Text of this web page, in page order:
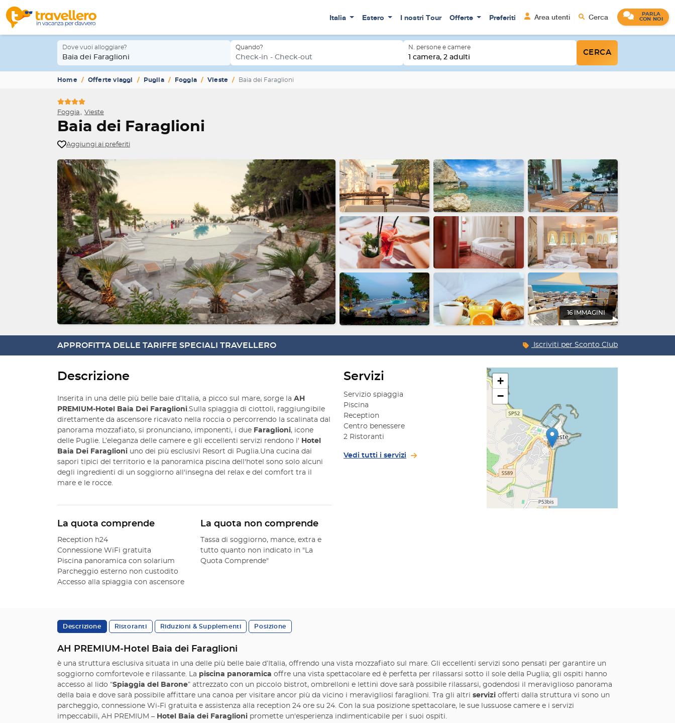
Italia Estero I nostri Tour Offerte Preferiti Area utenti Cerca
PARLA
CON NOI
Dove vuoi alloggiare?
Baia dei Faraglioni
Quando?
Check-in - Check-out
N. persone e camere
1 camera, 2 adulti
CERCA
Home Offerte viaggi Puglia Foggia Vieste Baia dei Faraglioni
Foggia Vieste
Baia dei Faraglioni
Aggiungi ai preferiti
16 IMMAGINI
APPROFITTA DELLE TARIFFE SPECIALI TRAVELLERO Iscriviti per Sconto Club
Descrizione
Inserita in una delle più belle baie d’Italia, a picco sul mare, sorge la AH
PREMIUM-Hotel Baia Dei Faraglioni .Sulla spiaggia di ciottoli, raggiungibile
direttamente da ascensore ricavato nella roccia o percorrendo la scalinata dal
panorama mozzafiato, si pronunciano, imponenti, i due Faraglioni, icone
delle Puglie. L’eleganza delle camere e gli eccellenti servizi rendono l' Hotel
Baia Dei Faraglioni uno dei più esclusivi Resort di Puglia.Una cucina dai
sapori tipici del territorio e la panoramica piscina dell'hotel sono solo alcuni
degli ingredienti di un soggiorno all'insegna del relax e del comfort tra il
mare e le rocce.
La quota comprende
Reception h24
Connessione WiFi gratuita
Piscina panoramica con solarium
Parcheggio esterno non custodito
Accesso alla spiaggia con ascensore
La quota non comprende
Tassa di soggiorno, mance, extra e
tutto quanto non indicato in "La
Quota Comprende"
Servizi
Servizio spiaggia
Piscina
Reception
Centro benessere
2 Ristoranti
Vedi tutti i servizi
+
−
Descrizione Ristoranti Riduzioni & Supplementi Posizione
AH PREMIUM-Hotel Baia dei Faraglioni
è una struttura esclusiva situata in una delle più belle baie d’Italia, offrendo una vista mozzafiato sul mare. Gli eccellenti servizi sono pensati per garantire un
soggiorno comfortevole e rilassante. La piscina panoramica offre una vista spettacolare ed è perfetta per rilassarsi sotto il sole della Puglia; gli ospiti hanno
accesso al lido “Spiaggia del Barone” attrezzato con un piccolo bistrot, ombrelloni e lettini dove sarà possibile rilassarsi, godendosi il meraviglioso panorama
della baia e dove sarà possibile affittare una canoa per visitare ancor più da vicino i meravigliosi faraglioni. Tra gli altri servizi offerti dalla struttura vi sono un
parcheggio, connessione Wi-Fi gratuita e assistenza alla reception 24 ore su 24. Con la sua posizione spettacolare, le sue lussuose camere e i servizi
impeccabili, AH PREMIUM – Hotel Baia dei Faraglioni promette un'esperienza indimenticabile per i suoi ospiti.